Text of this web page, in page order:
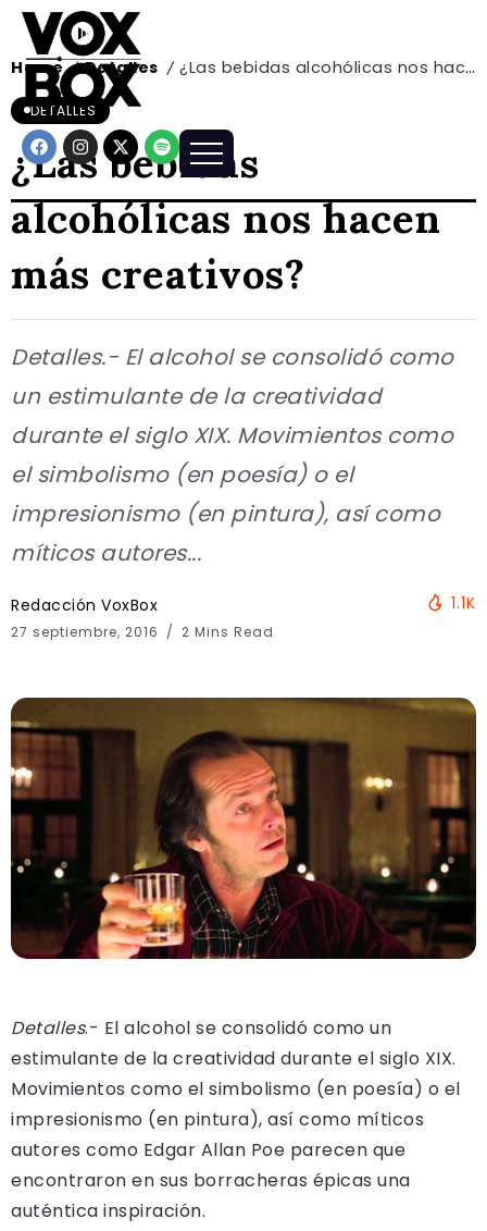
Home / Detalles / ¿Las bebidas alcohólicas nos hacen más creativos?
DETALLES
¿Las bebidas
alcohólicas nos hacen
más creativos?
Detalles.- El alcohol se consolidó como
un estimulante de la creatividad
durante el siglo XIX. Movimientos como
el simbolismo (en poesía) o el
impresionismo (en pintura), así como
míticos autores...
Redacción VoxBox
27 septiembre, 2016 2 Mins Read
1.1K
Detalles.- El alcohol se consolidó como un
estimulante de la creatividad durante el siglo XIX.
Movimientos como el simbolismo (en poesía) o el
impresionismo (en pintura), así como míticos
autores como Edgar Allan Poe parecen que
encontraron en sus borracheras épicas una
auténtica inspiración.